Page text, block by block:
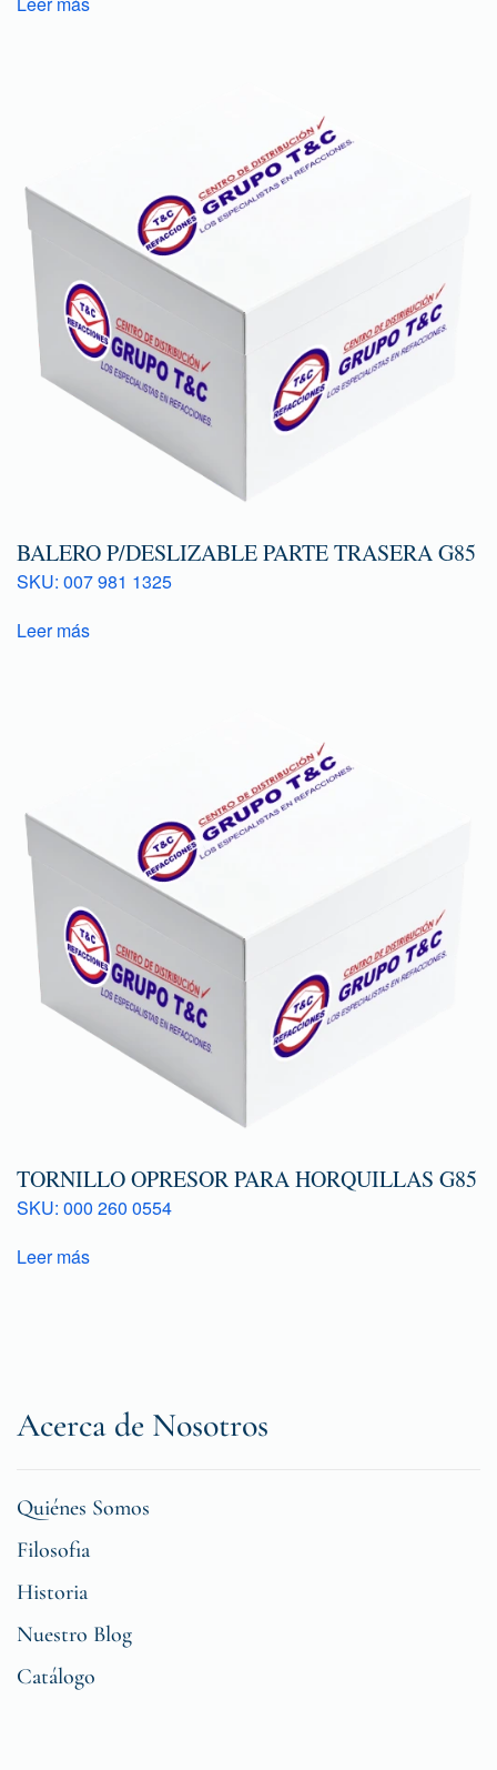
BALERO P/DESLIZABLE PARTE TRASERA G85
SKU: 007 981 1325
Leer más
TORNILLO OPRESOR PARA HORQUILLAS G85
SKU: 000 260 0554
Leer más
Acerca de Nosotros
Quiénes Somos
Filosofia
Historia
Nuestro Blog
Catálogo